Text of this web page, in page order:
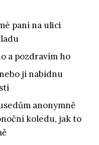
paní na ulici
a pozdravím ho
jí nabídnu
anonymně
koledu, jak to